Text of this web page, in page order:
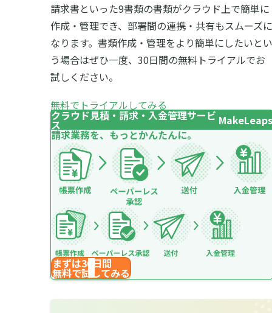
請求書といった9書類の書類がクラウド上で簡単に
作成・管理でき、部署間の連携・共有もスムーズに
なります。書類作成・管理をより簡単にしたいとい
う場合はぜひ一度、30日間の無料トライアルでお
試しください。
無料でトライアルしてみる
クラウド見積・請求・入金管理サービ
ス
MakeLeaps
請求業務を、もっとかんたんに。
まずは30日間
無料で試してみる